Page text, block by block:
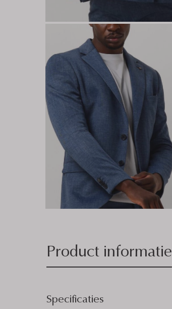
Product informatie
Specificaties